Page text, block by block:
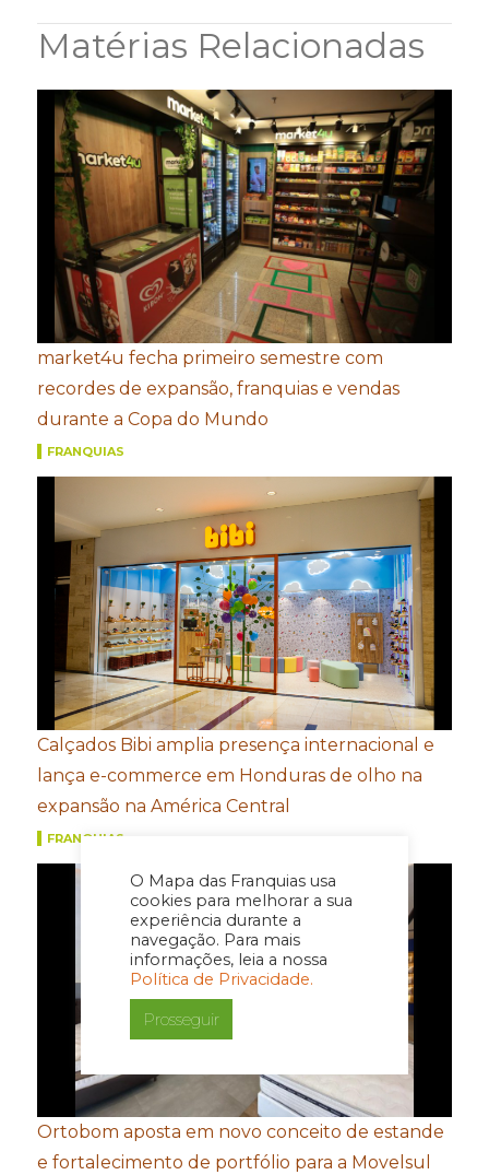
O Mapa das Franquias usa
cookies para melhorar a sua
experiência durante a
navegação. Para mais
informações, leia a nossa
Política de Privacidade.
Prosseguir
Matérias Relacionadas
market4u fecha primeiro semestre com
recordes de expansão, franquias e vendas
durante a Copa do Mundo
FRANQUIAS
Calçados Bibi amplia presença internacional e
lança e-commerce em Honduras de olho na
expansão na América Central
FRANQUIAS
Ortobom aposta em novo conceito de estande
e fortalecimento de portfólio para a Movelsul